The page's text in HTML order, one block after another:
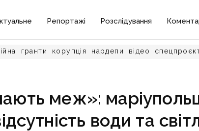
Репортажі Розслідування
гранти корупція нардепи відео
меж»:
води та